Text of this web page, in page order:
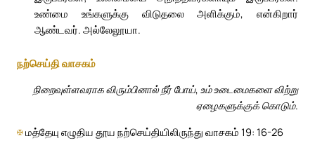
உண்மை உங்களுக்கு விடுதலை அளிக்கும், என்கிறார்
ஆண்டவர். அல்லேலூயா.
நற்செய்தி வாசகம்
நிறைவுள்ளவராக விரும்பினால் நீர் போய், உம் உடைமைகளை விற்று
ஏழைகளுக்குக் கொடும்.
✠மத்தேயு எழுதிய தூய நற்செய்தியிலிருந்து வாசகம் 19: 16-26